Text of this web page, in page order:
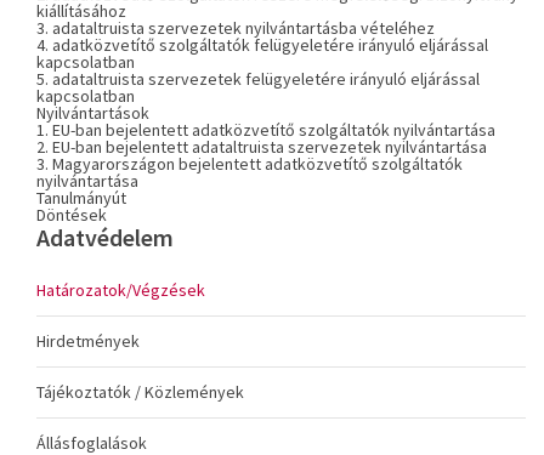
kiállításához
3. adataltruista szervezetek nyilvántartásba vételéhez
4. adatközvetítő szolgáltatók felügyeletére irányuló eljárással
kapcsolatban
5. adataltruista szervezetek felügyeletére irányuló eljárással
kapcsolatban
Nyilvántartások
1. EU-ban bejelentett adatközvetítő szolgáltatók nyilvántartása
2. EU-ban bejelentett adataltruista szervezetek nyilvántartása
3. Magyarországon bejelentett adatközvetítő szolgáltatók
nyilvántartása
Tanulmányút
Döntések
Adatvédelem
Határozatok/Végzések
Hirdetmények
Tájékoztatók / Közlemények
Állásfoglalások